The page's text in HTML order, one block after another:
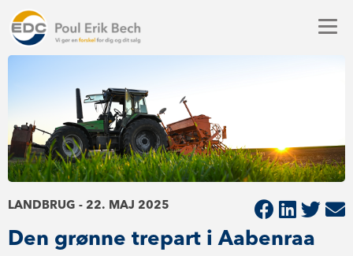
LANDBRUG - 22. MAJ 2025
Den grønne trepart i Aabenraa